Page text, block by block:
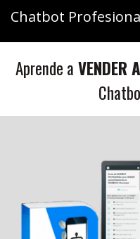
Chatbot
Aprende a VENDER